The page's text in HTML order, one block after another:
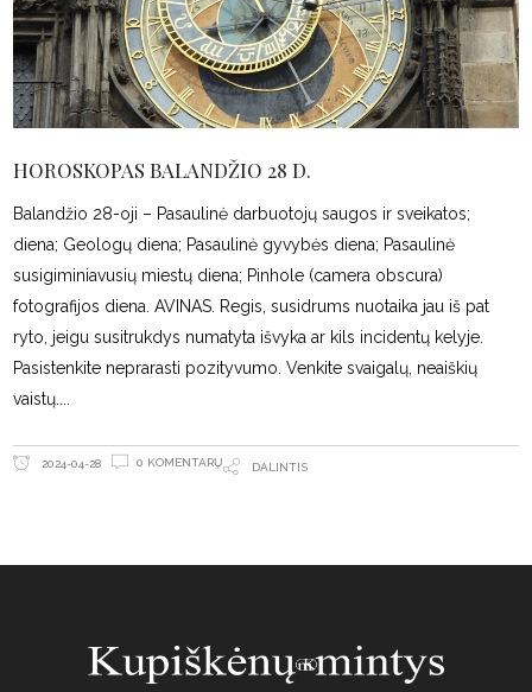
HOROSKOPAS BALANDŽIO 28 D.
Balandžio 28-oji – Pasaulinė darbuotojų saugos ir sveikatos;
diena; Geologų diena; Pasaulinė gyvybės diena; Pasaulinė
susigiminiavusių miestų diena; Pinhole (camera obscura)
fotografijos diena. AVINAS. Regis, susidrums nuotaika jau iš pat
ryto, jeigu susitrukdys numatyta išvyka ar kils incidentų kelyje.
Pasistenkite neprarasti pozityvumo. Venkite svaigalų, neaiškių
vaistų.
2024-04-28 0 KOMENTARŲ DALINTIS